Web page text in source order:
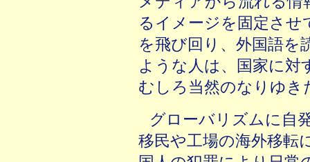
るイメージを固定させ
を飛び回り、外国語を
ような人は、国家に対
むしろ当然のなりゆき
グローバリズムに自
移民や工場の海外移転